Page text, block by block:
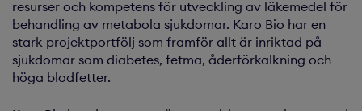
resurser och kompetens för utveckling av läkemedel för
behandling av metabola sjukdomar. Karo Bio har en
stark projektportfölj som framför allt är inriktad på
sjukdomar som diabetes, fetma, åderförkalkning och
höga blodfetter.